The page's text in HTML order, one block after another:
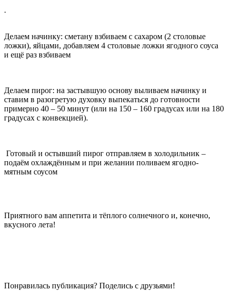
.
Делаем начинку: сметану взбиваем с сахаром (2 столовые
ложки), яйцами, добавляем 4 столовые ложки ягодного соуса
и ещё раз взбиваем
Делаем пирог: на застывшую основу выливаем начинку и
ставим в разогретую духовку выпекаться до готовности
примерно 40 – 50 минут (или на 150 – 160 градусах или на 180
градусах с конвекцией).
Готовый и остывший пирог отправляем в холодильник –
подаём охлаждённым и при желании поливаем ягодно-
мятным соусом
Приятного вам аппетита и тёплого солнечного и, конечно,
вкусного лета!
Понравилась публикация? Поделись с друзьями!